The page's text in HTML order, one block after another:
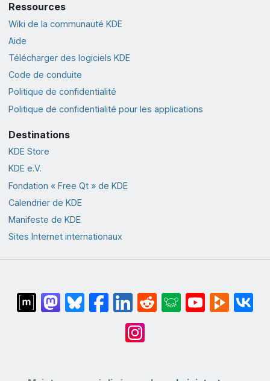
Ressources
Wiki de la communauté KDE
Aide
Télécharger des logiciels KDE
Code de conduite
Politique de confidentialité
Politique de confidentialité pour les applications
Destinations
KDE Store
KDE e.V.
Fondation « Free Qt » de KDE
Calendrier de KDE
Manifeste de KDE
Sites Internet internationaux